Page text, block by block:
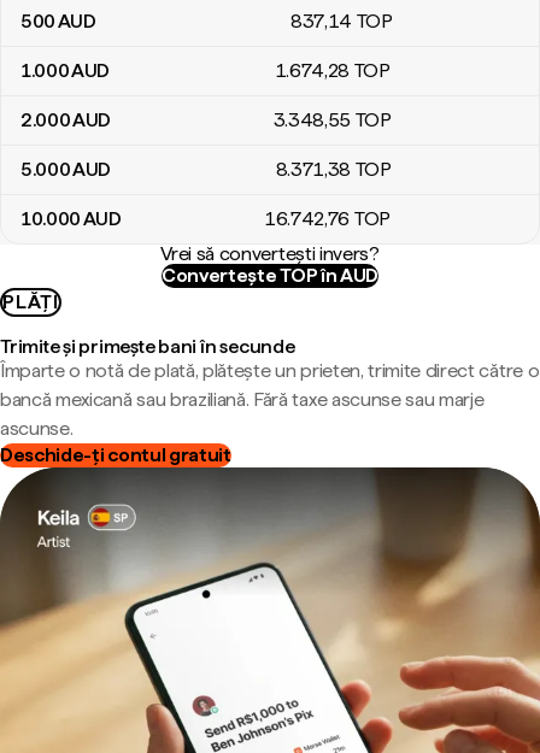
500AUD 837,14 TOP
1.000AUD 1.674,28 TOP
2.000AUD 3.348,55 TOP
5.000AUD 8.371,38 TOP
10.000AUD 16.742,76 TOP
Vrei să convertești invers?
Convertește TOP în AUD
PLĂȚI
Trimite și primește bani în secunde
Împarte o notă de plată, plătește un prieten, trimite direct către o
bancă mexicană sau braziliană. Fără taxe ascunse sau marje
ascunse.
Deschide-ți contul gratuit